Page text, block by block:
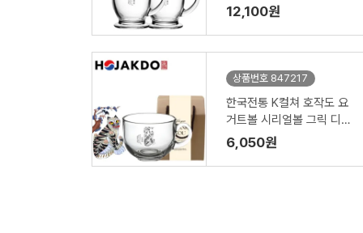
라스 머그컵 440ml 2P 기
프팅
12,100원
상품번호 847217
한국전통 K컬쳐 호작도 요
거트볼 시리얼볼 그릭 디저
트 머그컵 470ml 1P 기프
팅
6,050원